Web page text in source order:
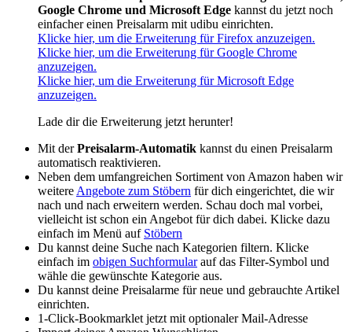
Google Chrome und Microsoft Edge kannst du jetzt noch
einfacher einen Preisalarm mit udibu einrichten.
Klicke hier, um die Erweiterung für Firefox anzuzeigen.
Klicke hier, um die Erweiterung für Google Chrome
anzuzeigen.
Klicke hier, um die Erweiterung für Microsoft Edge
anzuzeigen.
Lade dir die Erweiterung jetzt herunter!
Mit derPreisalarm-Automatik kannst du einen Preisalarm
automatisch reaktivieren.
Neben dem umfangreichen Sortiment von Amazon haben wir
weitereAngebote zum Stöbern für dich eingerichtet, die wir
nach und nach erweitern werden. Schau doch mal vorbei,
vielleicht ist schon ein Angebot für dich dabei. Klicke dazu
einfach im Menü auf Stöbern
Du kannst deine Suche nach Kategorien filtern. Klicke
einfach im obigen Suchformularauf das Filter-Symbol und
wähle die gewünschte Kategorie aus.
Du kannst deine Preisalarme für neue und gebrauchte Artikel
einrichten.
1-Click-Bookmarklet jetzt mit optionaler Mail-Adresse